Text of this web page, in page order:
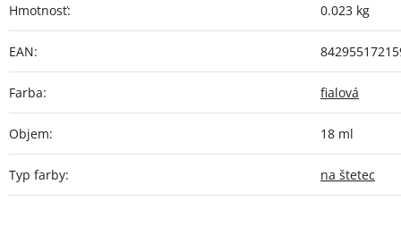
Hmotnosť: 0.023 kg
EAN:
Farba: fialová
Objem: 18 ml
Typ farby: na štetec